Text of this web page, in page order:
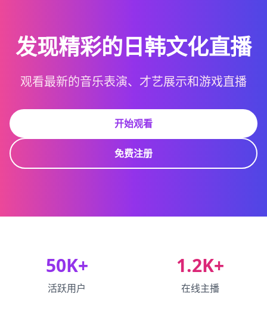
发现精彩的日韩文化直播
观看最新的音乐表演、才艺展示和游戏直播
开始观看
免费注册
50K+
活跃用户
1.2K+
在线主播